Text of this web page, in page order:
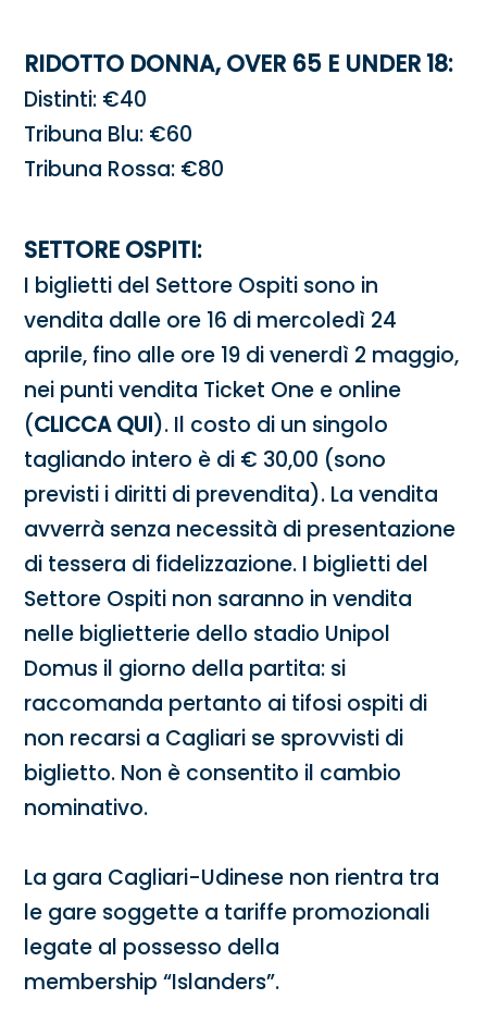
RIDOTTO DONNA, OVER 65 E UNDER 18:
Distinti: €40
Tribuna Blu: €60
Tribuna Rossa: €80
SETTORE OSPITI:
I biglietti del Settore Ospiti sono in
vendita dalle ore 16 di mercoledì 24
aprile, fino alle ore 19 di venerdì 2 maggio,
nei punti vendita Ticket One e online
(CLICCA QUI). Il costo di un singolo
tagliando intero è di € 30,00 (sono
previsti i diritti di prevendita). La vendita
avverrà senza necessità di presentazione
di tessera di fidelizzazione. I biglietti del
Settore Ospiti non saranno in vendita
nelle biglietterie dello stadio Unipol
Domus il giorno della partita: si
raccomanda pertanto ai tifosi ospiti di
non recarsi a Cagliari se sprovvisti di
biglietto. Non è consentito il cambio
nominativo.
La gara Cagliari-Udinese non rientra tra
le gare soggette a tariffe promozionali
legate al possesso della
membership “Islanders”.